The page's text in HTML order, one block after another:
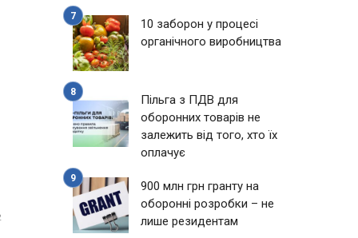
10 заборон у процесі
органічного виробництва
Пільга з ПДВ для
оборонних товарів не
залежить від того, хто їх
оплачує
900 млн грн гранту на
оборонні розробки – не
лише резидентам